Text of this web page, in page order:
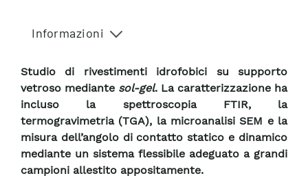
Informazioni
Studio di rivestimenti idrofobici su supporto
vetroso mediante sol-gel. La caratterizzazione ha
incluso la spettroscopia FTIR, la
termogravimetria (TGA), la microanalisi SEM e la
misura dell’angolo di contatto statico e dinamico
mediante un sistema flessibile adeguato a grandi
campioni allestito appositamente.